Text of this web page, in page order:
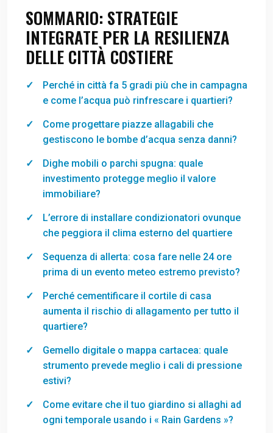
SOMMARIO: STRATEGIE
INTEGRATE PER LA RESILIENZA
DELLE CITTÀ COSTIERE
Perché in città fa 5 gradi più che in campagna
e come l’acqua può rinfrescare i quartieri?
Come progettare piazze allagabili che
gestiscono le bombe d’acqua senza danni?
Dighe mobili o parchi spugna: quale
investimento protegge meglio il valore
immobiliare?
L’errore di installare condizionatori ovunque
che peggiora il clima esterno del quartiere
Sequenza di allerta: cosa fare nelle 24 ore
prima di un evento meteo estremo previsto?
Perché cementificare il cortile di casa
aumenta il rischio di allagamento per tutto il
quartiere?
Gemello digitale o mappa cartacea: quale
strumento prevede meglio i cali di pressione
estivi?
Come evitare che il tuo giardino si allaghi ad
ogni temporale usando i « Rain Gardens »?